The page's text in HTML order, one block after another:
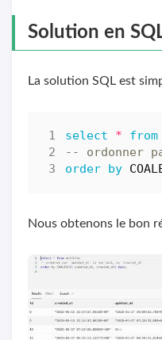
Solution en
La solution SQL est
select * from
order by
Nous obtenons le bon